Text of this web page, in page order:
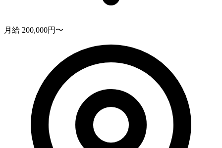
月給 200,000円〜